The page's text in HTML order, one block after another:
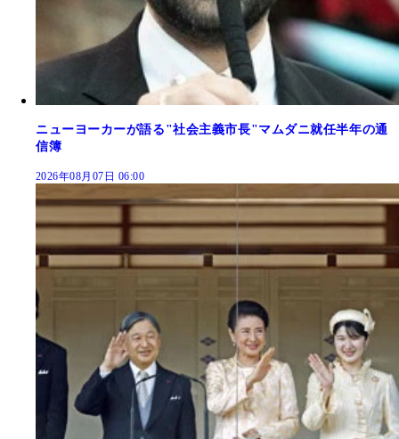
ニューヨーカーが語る"社会主義市長"マムダニ就任半年の通
信簿
2026年08月07日 06:00